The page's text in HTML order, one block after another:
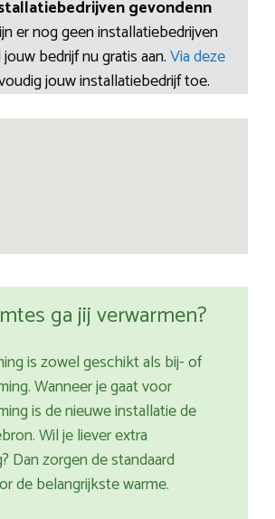
gevondenn
er nog geen installatiebedrijven
bedrijf nu gratis aan.Via deze
jouw installatiebedrijf toe.
ga jij verwarmen?
is zowel geschikt als bij- of
Wanneer je gaat voor
is de nieuwe installatie de
Wil je liever extra
Dan zorgen de standaard
de belangrijkste warme.